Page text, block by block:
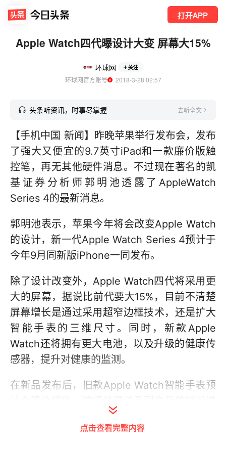
打开APP
Apple Watch四代曝设计大变 屏幕大15%
环球网 关注
环球网官方账号
  2018-3-28 02:57
头条听资讯，时事尽掌握 去听全文
【手机中国 新闻】昨晚苹果举行发布会，发布
了强大又便宜的9.7英寸iPad和一款廉价版触
控笔，再无其他硬件消息。不过现在著名的凯
基证券分析师郭明池透露了AppleWatch
Series 4的最新消息。
郭明池表示，苹果今年将会改变Apple Watch
的设计，新一代Apple Watch Series 4预计于
今年9月同新版iPhone一同发布。
除了设计改变外，Apple Watch四代将采用更
大的屏幕，据说比前代要大15%，目前不清楚
屏幕增长是通过采用超窄边框技术，还是扩大
智能手表的三维尺寸。同时，新款Apple
Watch还将拥有更大电池，以及升级的健康传
感器，提升对健康的监测。
在新品发布后，旧款Apple Watch智能手表预
一步增长。凯基证券预测，今年Apple Watch
智能手表的出货量将达到2200-2400万台，
点击查看完整内容